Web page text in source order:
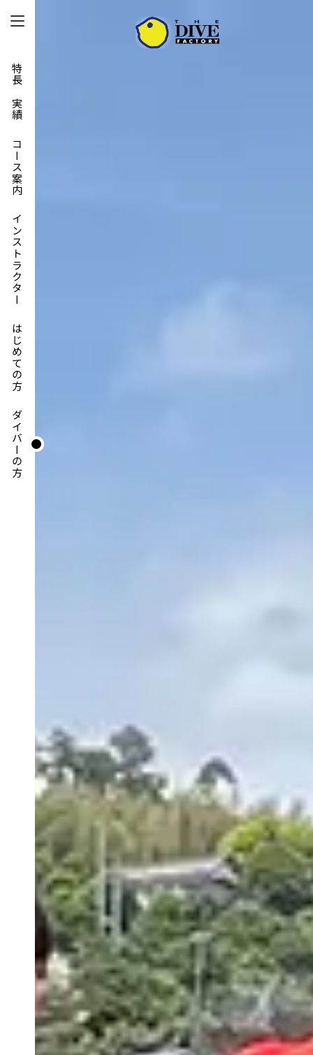
特長と実績
コース案内
インストラクター
はじめての方
ダイバーの方